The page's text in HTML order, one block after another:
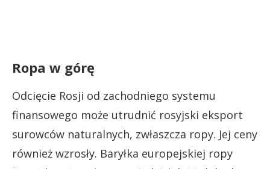
Ropa w górę
Odcięcie Rosji od zachodniego systemu
finansowego może utrudnić rosyjski eksport
surowców naturalnych, zwłaszcza ropy. Jej ceny
również wzrosły. Baryłka europejskiej ropy